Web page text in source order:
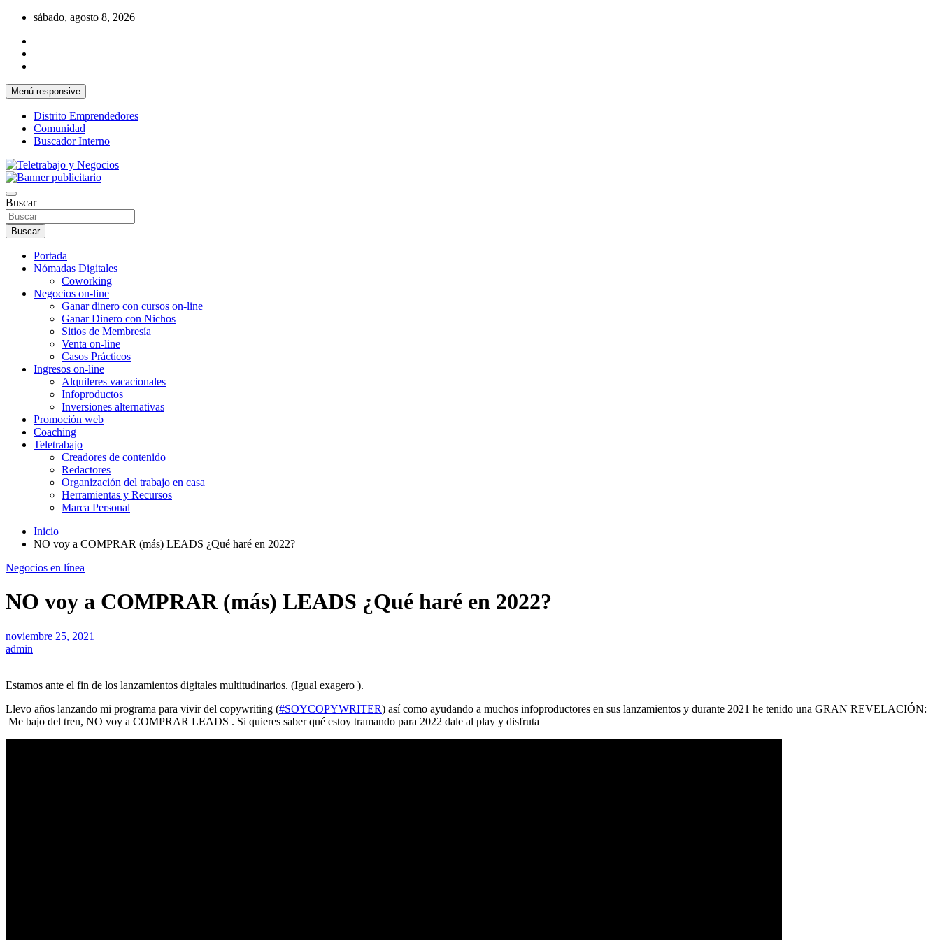
Saltar
contenido
sábado, agosto 8, 2026
Menú responsive
Distrito Emprendedores
Comunidad
Buscador Interno
Teletrabajo y Negocios
Buscar
Buscar
Portada
Nómadas Digitales
Coworking
Negocios on-line
Ganar dinero con cursos on-line
Ganar Dinero con Nichos
Sitios de Membresía
Venta on-line
Casos Prácticos
Ingresos on-line
Alquileres vacacionales
Infoproductos
Inversiones alternativas
Promoción web
Coaching
Teletrabajo
Creadores de contenido
Redactores
Organización del trabajo en casa
Herramientas y Recursos
Marca Personal
Inicio
NO voy a COMPRAR (más) LEADS ¿Qué haré en 2022?
Negocios en línea
NO voy a COMPRAR (más) LEADS ¿Qué haré en 2022?
noviembre 25, 2021
admin
Estamos ante el fin de los lanzamientos digitales multitudinarios. (Igual exagero ).
Llevo años lanzando mi programa para vivir del copywriting (#SOYCOPYWRITER) así como ayudando a muchos infoproductores en sus lanzamientos y durante 2021 he tenido una GRAN REVELACIÓN:
Me bajo del tren, NO voy a COMPRAR LEADS . Si quieres saber qué estoy tramando para 2022 dale al play y disfruta